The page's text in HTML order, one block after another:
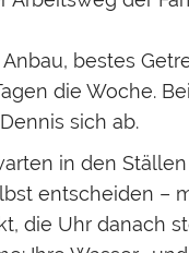
bestes
die Woche.
sich ab.
in den
entscheiden –
die Uhr danach